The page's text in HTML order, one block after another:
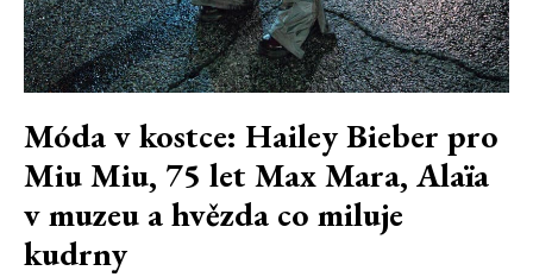
Móda v kostce: Hailey Bieber pro
Miu Miu, 75 let Max Mara, Alaïa
v muzeu a hvězda co miluje
kudrny